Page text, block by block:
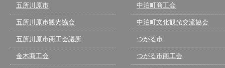
五所川原市
五所川原市観光協会
五所川原市商工会議所
金木商工会
中泊町商工会
中泊町文化観光交流協会
つがる市
つがる市商工会